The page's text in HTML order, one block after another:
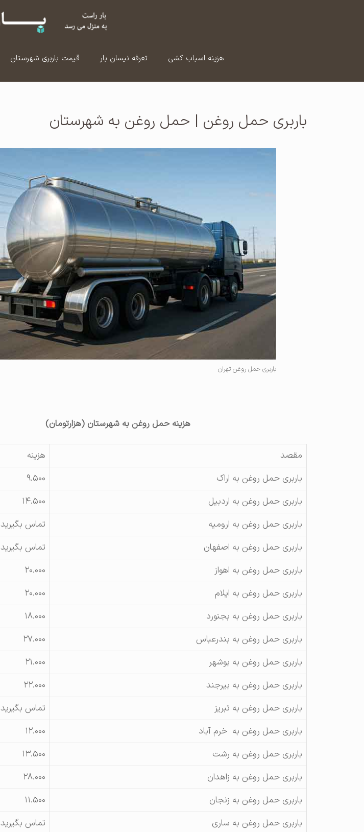
هزینه اسباب کشی تعرفه نیسان بار قیمت باربری شهرستان
باربری حمل روغن | حمل روغن به شهرستان
باربری حمل روغن تهران
هزینه حمل روغن به شهرستان (هزارتومان)
مقصد
هزینه
باربری حمل روغن به اراک
۹.۵۰۰
باربری حمل روغن به اردبیل
۱۴.۵۰۰
باربری حمل روغن به ارومیه
تماس بگیرید
باربری حمل روغن به اصفهان
تماس بگیرید
باربری حمل روغن به اهواز
۲۰.۰۰۰
باربری حمل روغن به ایلام
۲۰.۰۰۰
باربری حمل روغن به بجنورد
۱۸.۰۰۰
باربری حمل روغن به بندرعباس
۲۷.۰۰۰
باربری حمل روغن به بوشهر
۲۱.۰۰۰
باربری حمل روغن به بیرجند
۲۲.۰۰۰
باربری حمل روغن به تبریز
تماس بگیرید
باربری حمل روغن به خرم آباد
۱۲.۰۰۰
باربری حمل روغن به رشت
۱۳.۵۰۰
باربری حمل روغن به زاهدان
۲۸.۰۰۰
باربری حمل روغن به زنجان
۱۱.۵۰۰
باربری حمل روغن به ساری
تماس بگیرید